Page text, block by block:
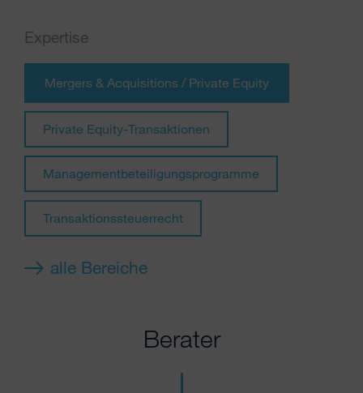
Expertise
Mergers & Acquisitions / Private Equity
Private Equity-Transaktionen
Managementbeteiligungsprogramme
Transaktionssteuerrecht
alle Bereiche
Berater